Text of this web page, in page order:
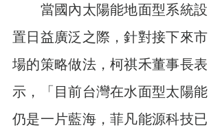
當國內太陽能地面型系統設
置日益廣泛之際，針對接下來市
場的策略做法，柯祺禾董事長表
示，「目前台灣在水面型太陽能
仍是一片藍海，菲凡能源科技已